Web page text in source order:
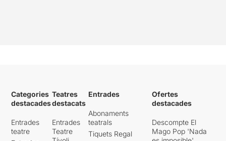
Categories
destacades
Entrades
teatre
Teatres
destacats
Entrades
Teatre
Entrades
Abonaments
teatrals
Tiquets Regal
Ofertes
destacades
Descompte El
Mago Pop 'Nada